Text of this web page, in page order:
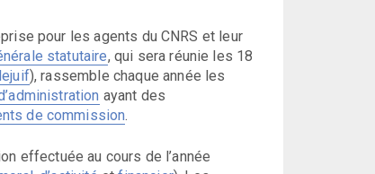
pour les agents du CNRS et leur
statutaire, qui sera réunie les 18
), rassemble chaque année les
ayant des
de commission.
effectuée au cours de l’année